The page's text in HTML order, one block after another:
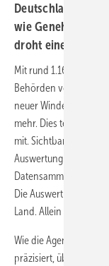
Deutschlands
wie
droht eine neue
Mit rund 1.160
Behörden vom 5.
neuer
mehr. Dies teilte der
mit. Sichtbar werde
Auswertung des
Datensammlung für
Die Auswertung
Land. Allein im März
Wie die Agentur auf
präzisiert, übertraf der